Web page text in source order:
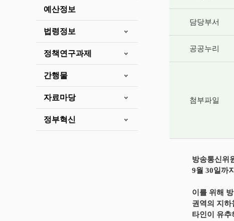
예산정보
법령정보
정책연구과제
간행물
자료마당
정부혁신
담당부서
공공누리
첨부파일
방송통신위
9월 30일까
이를 위해
권역의 지하
타인이 유추